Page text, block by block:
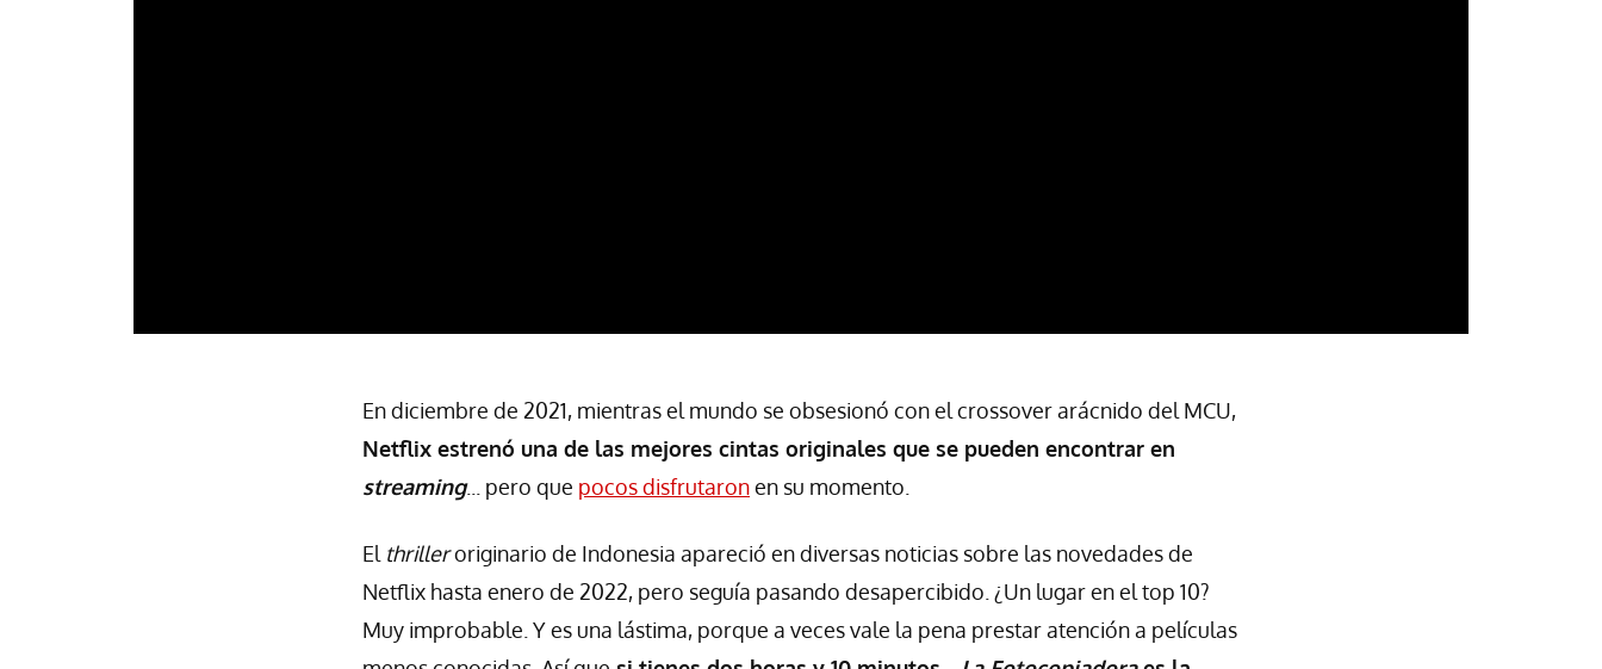
En diciembre de 2021, mientras el mundo se obsesionó con el crossover arácnido del MCU,
Netflix estrenó una de las mejores cintas originales que se pueden encontrar en
streaming... pero que pocos disfrutaronen su momento.
El thrilleroriginario de Indonesia apareció en diversas noticias sobre las novedades de
Netflix hasta enero de 2022, pero seguía pasando desapercibido. ¿Un lugar en el top 10?
Muy improbable. Y es una lástima, porque a veces vale la pena prestar atención a películas